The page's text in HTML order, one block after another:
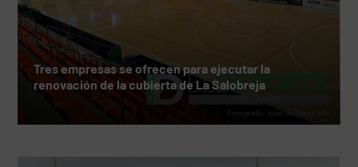
Tres empresas se ofrecen para ejecutar la
renovación de la cubierta de La Salobreja